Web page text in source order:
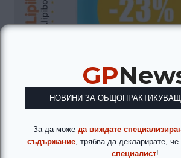
GP
НОВИНИ ЗА
За да може да виждате
съдържание, трябва да декларирате, че
специалист!